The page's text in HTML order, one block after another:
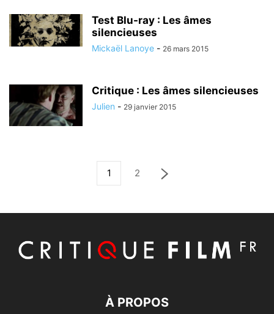
Test Blu-ray : Les âmes
silencieuses
Mickaël Lanoye - 26 mars 2015
Critique : Les âmes silencieuses
Julien - 29 janvier 2015
1 2
À PROPOS